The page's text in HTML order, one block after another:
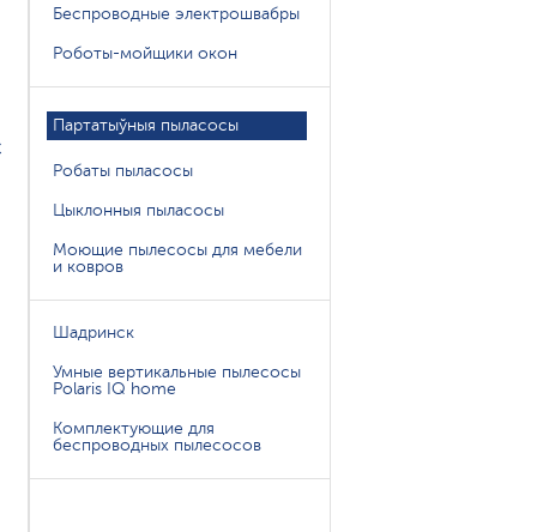
Беспроводные электрошвабры
Роботы-мойщики окон
Партатыўныя пыласосы
Робаты пыласосы
Цыклонныя пыласосы
Моющие пылесосы для мебели
и ковров
Шадринск
Умные вертикальные пылесосы
Polaris IQ home
Комплектующие для
беспроводных пылесосов